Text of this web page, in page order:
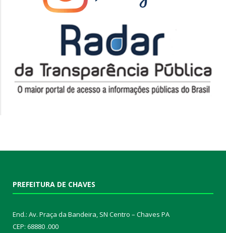
PREFEITURA DE CHAVES
End.: Av. Praça da Bandeira, SN Centro – Chaves PA
CEP: 68880 .000